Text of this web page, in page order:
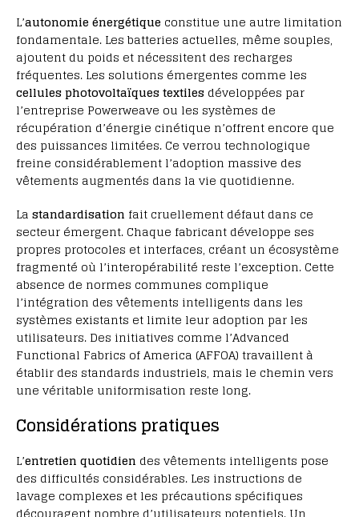
L’autonomie énergétique constitue une autre limitation
fondamentale. Les batteries actuelles, même souples,
ajoutent du poids et nécessitent des recharges
fréquentes. Les solutions émergentes comme les
cellules photovoltaïques textiles développées par
l’entreprise Powerweave ou les systèmes de
récupération d’énergie cinétique n’offrent encore que
des puissances limitées. Ce verrou technologique
freine considérablement l’adoption massive des
vêtements augmentés dans la vie quotidienne.
La standardisation fait cruellement défaut dans ce
secteur émergent. Chaque fabricant développe ses
propres protocoles et interfaces, créant un écosystème
fragmenté où l’interopérabilité reste l’exception. Cette
absence de normes communes complique
l’intégration des vêtements intelligents dans les
systèmes existants et limite leur adoption par les
utilisateurs. Des initiatives comme l’Advanced
Functional Fabrics of America (AFFOA) travaillent à
établir des standards industriels, mais le chemin vers
une véritable uniformisation reste long.
Considérations pratiques
L’entretien quotidien des vêtements intelligents pose
des difficultés considérables. Les instructions de
lavage complexes et les précautions spécifiques